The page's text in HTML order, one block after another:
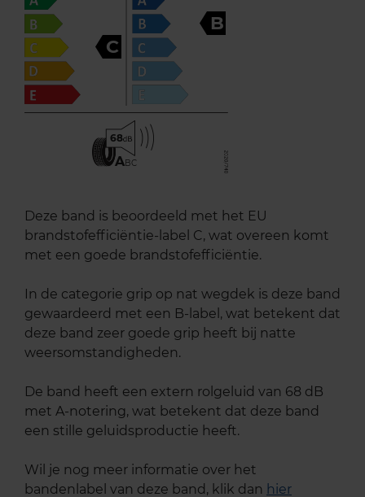
C
B
68
ABC
Deze band is beoordeeld met het EU
brandstofefficiëntie-label C, wat overeen komt
met een goede brandstofefficiëntie.
In de categorie grip op nat wegdek is deze band
gewaardeerd met een B-label, wat betekent dat
deze band zeer goede grip heeft bij natte
weersomstandigheden.
De band heeft een extern rolgeluid van 68 dB
met A-notering, wat betekent dat deze band
een stille geluidsproductie heeft.
Wil je nog meer informatie over het
bandenlabel van deze band, klik dan hier